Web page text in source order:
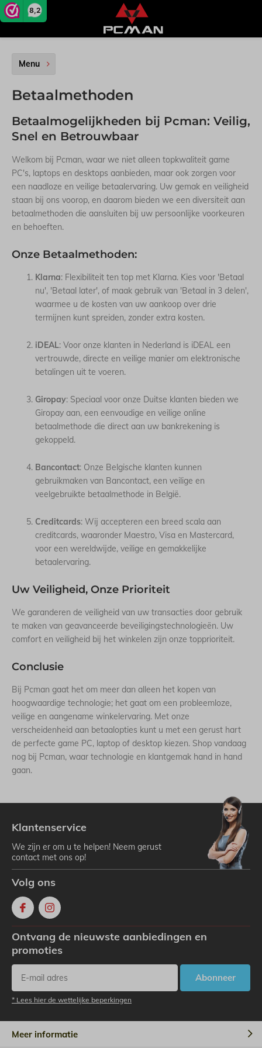
8,2
Menu
Betaalmethoden
Betaalmogelijkheden bij Pcman: Veilig,
Snel en Betrouwbaar
Welkom bij Pcman, waar we niet alleen topkwaliteit game
PC's, laptops en desktops aanbieden, maar ook zorgen voor
een naadloze en veilige betaalervaring. Uw gemak en veiligheid
staan bij ons voorop, en daarom bieden we een diversiteit aan
betaalmethoden die aansluiten bij uw persoonlijke voorkeuren
en behoeften.
Onze Betaalmethoden:
Klarna: Flexibiliteit ten top met Klarna. Kies voor 'Betaal
nu', 'Betaal later', of maak gebruik van 'Betaal in 3 delen',
waarmee u de kosten van uw aankoop over drie
termijnen kunt spreiden, zonder extra kosten.
iDEAL: Voor onze klanten in Nederland is iDEAL een
vertrouwde, directe en veilige manier om elektronische
betalingen uit te voeren.
Giropay: Speciaal voor onze Duitse klanten bieden we
Giropay aan, een eenvoudige en veilige online
betaalmethode die direct aan uw bankrekening is
gekoppeld.
Bancontact: Onze Belgische klanten kunnen
gebruikmaken van Bancontact, een veilige en
veelgebruikte betaalmethode in België.
Creditcards: Wij accepteren een breed scala aan
creditcards, waaronder Maestro, Visa en Mastercard,
voor een wereldwijde, veilige en gemakkelijke
betaalervaring.
Uw Veiligheid, Onze Prioriteit
We garanderen de veiligheid van uw transacties door gebruik
te maken van geavanceerde beveiligingstechnologieën. Uw
comfort en veiligheid bij het winkelen zijn onze topprioriteit.
Conclusie
Bij Pcman gaat het om meer dan alleen het kopen van
hoogwaardige technologie; het gaat om een probleemloze,
veilige en aangename winkelervaring. Met onze
verscheidenheid aan betaalopties kunt u met een gerust hart
de perfecte game PC, laptop of desktop kiezen. Shop vandaag
nog bij Pcman, waar technologie en klantgemak hand in hand
gaan.
Klantenservice
We zijn er om u te helpen! Neem gerust
contact met ons op!
Volg ons
Ontvang de nieuwste aanbiedingen en
promoties
Abonneer
* Lees hier de wettelijke beperkingen
Meer informatie